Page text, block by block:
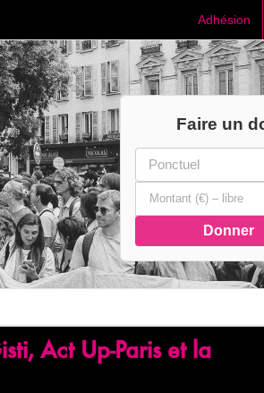
Adhésion
Faire un
Donner
Act Up-Paris et la